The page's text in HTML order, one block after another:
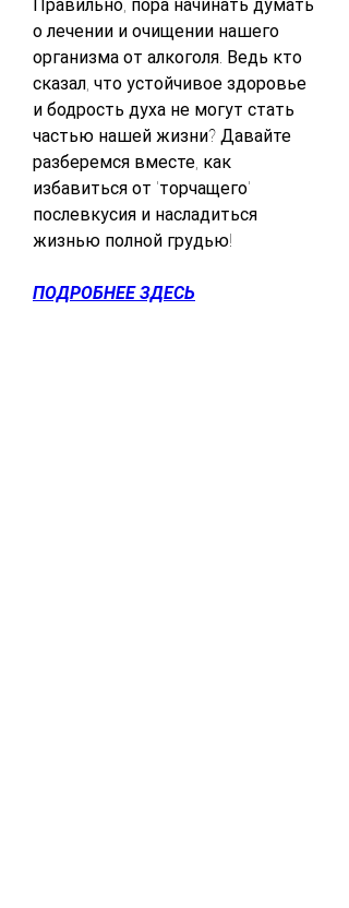
Правильно, пора начинать думать
о лечении и очищении нашего
организма от алкоголя. Ведь кто
сказал, что устойчивое здоровье
и бодрость духа не могут стать
частью нашей жизни? Давайте
разберемся вместе, как
избавиться от 'торчащего'
послевкусия и насладиться
жизнью полной грудью!
ПОДРОБНЕЕ ЗДЕСЬ